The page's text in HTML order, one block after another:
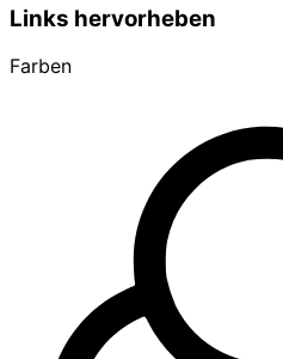
Links hervorheben
Farben